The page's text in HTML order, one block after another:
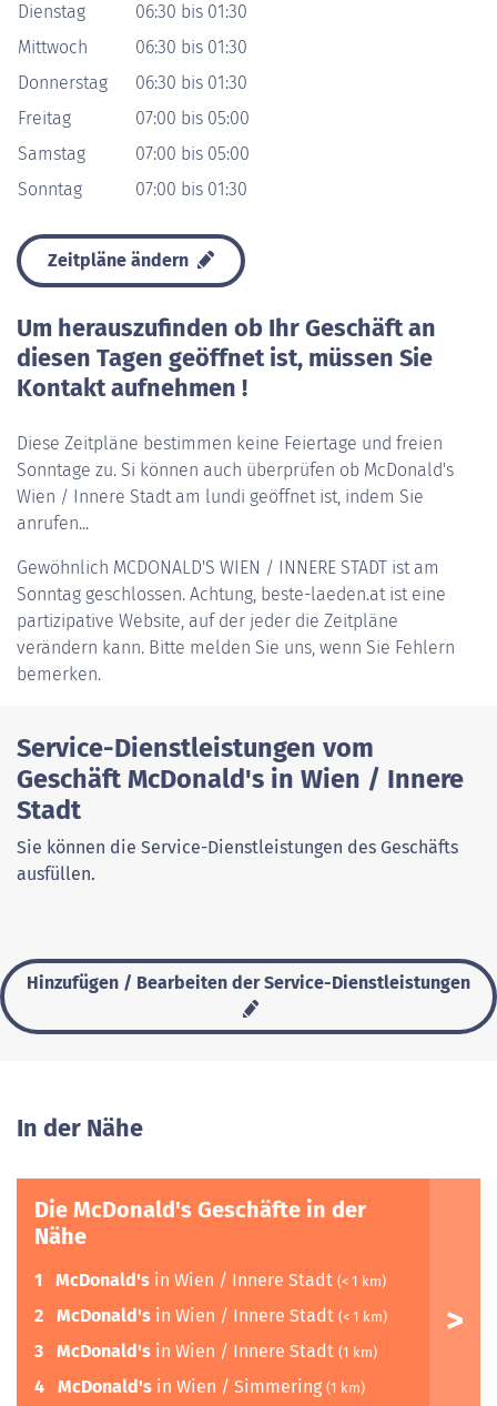
Dienstag
06:30 bis 01:30
Mittwoch
06:30 bis 01:30
Donnerstag
06:30 bis 01:30
Freitag
07:00 bis 05:00
Samstag
07:00 bis 05:00
Sonntag
07:00 bis 01:30
Zeitpläne ändern
Um herauszufinden ob Ihr Geschäft an
diesen Tagen geöffnet ist, müssen Sie
Kontakt aufnehmen !
Diese Zeitpläne bestimmen keine Feiertage und freien
Sonntage zu. Si können auch überprüfen ob McDonald's
Wien / Innere Stadt am lundi geöffnet ist, indem Sie
anrufen...
Gewöhnlich MCDONALD'S WIEN / INNERE STADT ist am
Sonntag geschlossen. Achtung, beste-laeden.at ist eine
partizipative Website, auf der jeder die Zeitpläne
verändern kann. Bitte melden Sie uns, wenn Sie Fehlern
bemerken.
Service-Dienstleistungen vom
Geschäft McDonald's in Wien / Innere
Stadt
Sie können die Service-Dienstleistungen des Geschäfts
ausfüllen.
Hinzufügen / Bearbeiten der Service-Dienstleistungen
In der Nähe
Die McDonald's Geschäfte in der
Nähe
1 McDonald's in Wien / Innere Stadt (< 1 km)
2 McDonald's in Wien / Innere Stadt (< 1 km)
3 McDonald's in Wien / Innere Stadt (1 km)
4 McDonald's in Wien / Simmering (1 km)